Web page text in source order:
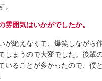
。
雰囲気はいかがでしたか。
が絶えなくて、爆笑しながら
しまうので大変でした。後輩
いることが多かったので、僕